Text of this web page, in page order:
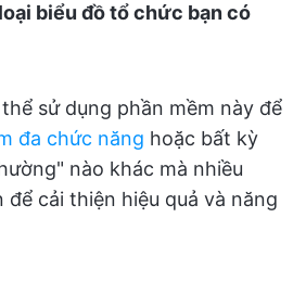
biểu đồ tổ chức bạn có
sử dụng phần mềm này để
đa chức năng hoặc bất kỳ
nào khác mà nhiều
cải thiện hiệu quả và năng